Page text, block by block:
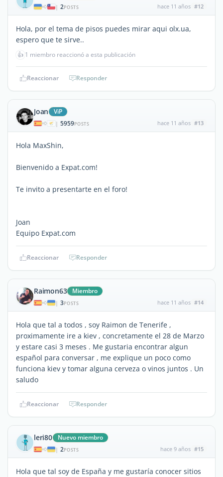
| 2POSTS hace 11 años #12
Hola, por el tema de pisos puedes mirar aqui olx.ua,
espero que te sirve..
👍 1 miembro reaccionó a esta publicación
Reaccionar Responder
Joan ViP
| 5959POSTS hace 11 años #13
Hola MaxShin,
Bienvenido a Expat.com!
Te invito a presentarte en el foro!
Joan
Equipo Expat.com
Reaccionar Responder
Raimon63 Miembro
| 3POSTS hace 11 años #14
Hola que tal a todos , soy Raimon de Tenerife ,
proximamente ire a kiev , concretamente el 28 de Marzo
y estare casi 3 meses . Me gustaria encontrar algun
español para conversar , me explique un poco como
funciona kiev y tomar alguna cerveza o vinos juntos . Un
saludo
Reaccionar Responder
leri80 Nuevo miembro
| 2POSTS hace 9 años #15
Hola que tal soy de España y me gustaría conocer sitios